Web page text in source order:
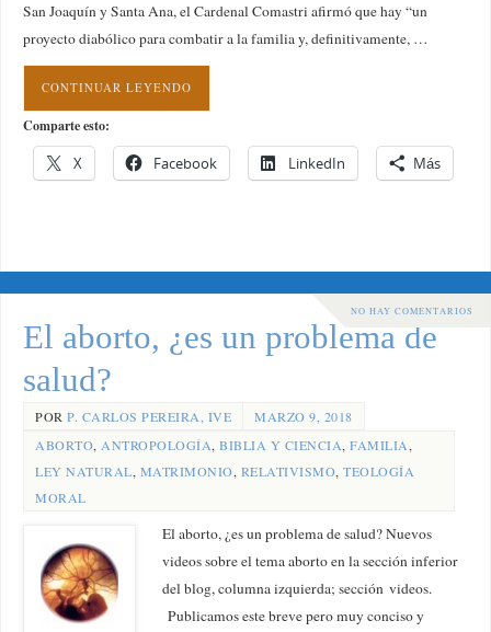
San Joaquín y Santa Ana, el Cardenal Comastri afirmó que hay “un
proyecto diabólico para combatir a la familia y, definitivamente, …
CONTINUAR LEYENDO
Comparte esto:
X Facebook LinkedIn Más
NO HAY COMENTARIOS
El aborto, ¿es un problema de
salud?
PORP. CARLOS PEREIRA, IVE
MARZO 9, 2018
ABORTO,ANTROPOLOGÍA,BIBLIA Y CIENCIA,FAMILIA,
LEY NATURAL, MATRIMONIO, RELATIVISMO,TEOLOGÍA
MORAL
El aborto, ¿es un problema de salud? Nuevos
videos sobre el tema aborto en la sección inferior
del blog, columna izquierda; sección videos.
Publicamos este breve pero muy conciso y